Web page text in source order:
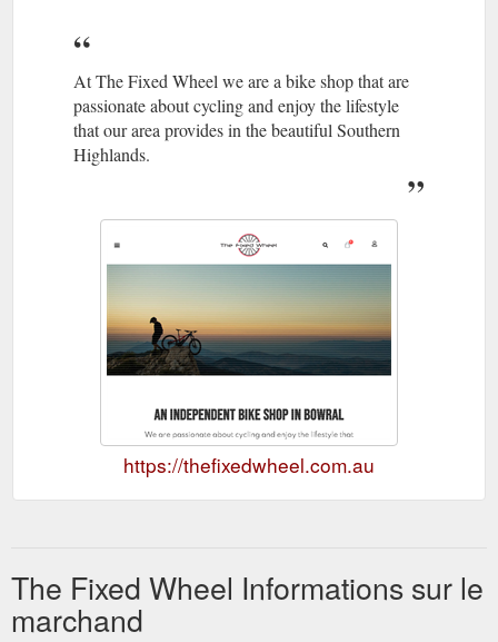
At The Fixed Wheel we are a bike shop that are
passionate about cycling and enjoy the lifestyle
that our area provides in the beautiful Southern
Highlands.
https://thefixedwheel.com.au
The Fixed Wheel Informations sur le
marchand